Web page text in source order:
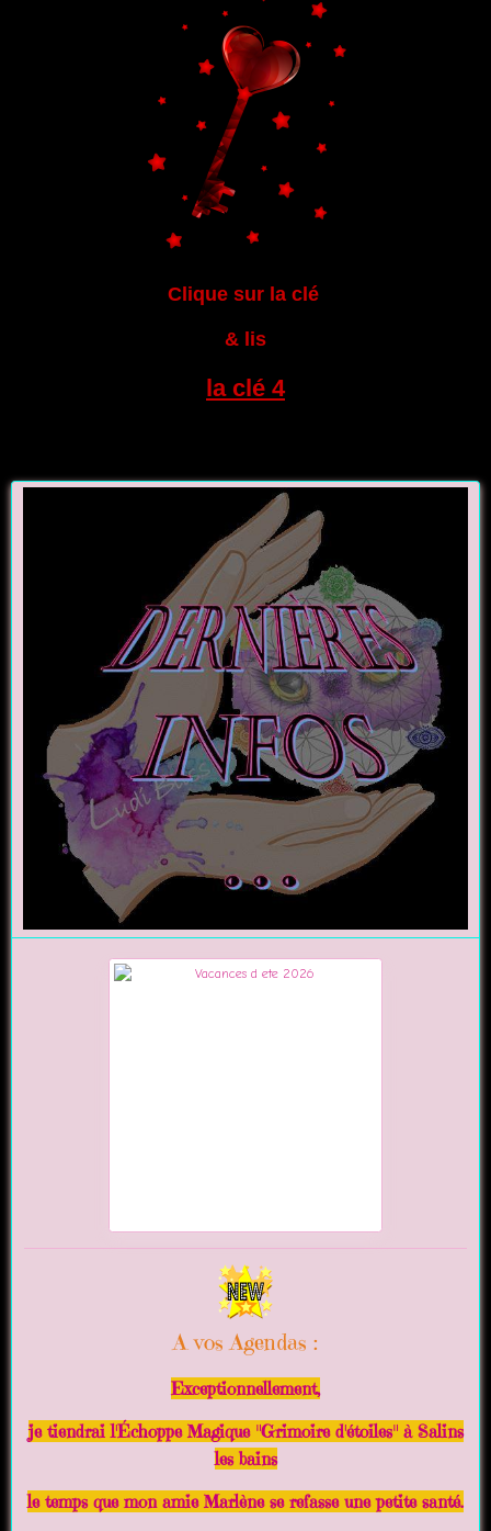
Clique sur la clé
& lis
la clé 4
A vos Agendas :
Exceptionnellement,
je tiendrai l'Échoppe Magique "Grimoire d'étoiles" à Salins
les bains
le temps que mon amie Marlène se refasse une petite santé.